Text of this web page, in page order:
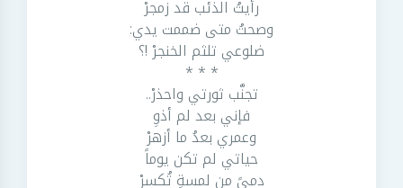
رأيتُ الذئب قد زمجرْ
وصحتُ متى ضممت يدي:
ضلوعي تلثم الخنجرْ !؟
* * *
تجنَّب ثورتي واحذرْ..
فإني بعد لم أذوِ
وعمري بعدُ ما أزهرْ
حياتي لم تكن يوماً
دمىً من لمسةٍ تُكسرْ